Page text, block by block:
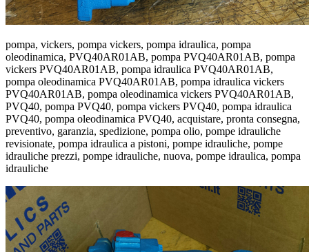
pompa, vickers, pompa vickers, pompa idraulica, pompa
oleodinamica, PVQ40AR01AB, pompa PVQ40AR01AB, pompa
vickers PVQ40AR01AB, pompa idraulica PVQ40AR01AB,
pompa oleodinamica PVQ40AR01AB, pompa idraulica vickers
PVQ40AR01AB, pompa oleodinamica vickers PVQ40AR01AB,
PVQ40, pompa PVQ40, pompa vickers PVQ40, pompa idraulica
PVQ40, pompa oleodinamica PVQ40, acquistare, pronta consegna,
preventivo, garanzia, spedizione, pompa olio, pompe idrauliche
revisionate, pompa idraulica a pistoni, pompe idrauliche, pompe
idrauliche prezzi, pompe idrauliche, nuova, pompe idraulica, pompa
idrauliche